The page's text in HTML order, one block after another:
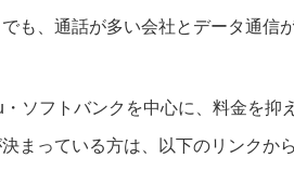
も、通話が多い会社とデータ通信
ソフトバンクを中心に、料金を抑
まっている方は、以下のリンクか